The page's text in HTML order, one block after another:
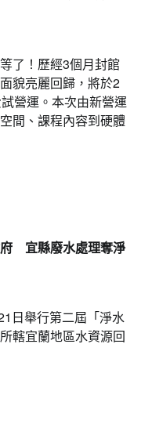
了！歷經3個月封館
貌亮麗回歸，將於2
營運。本次由新營運
間、課程內容到硬體
宜縣廢水處理奪淨
日舉行第二屆「淨水
轄宜蘭地區水資源回